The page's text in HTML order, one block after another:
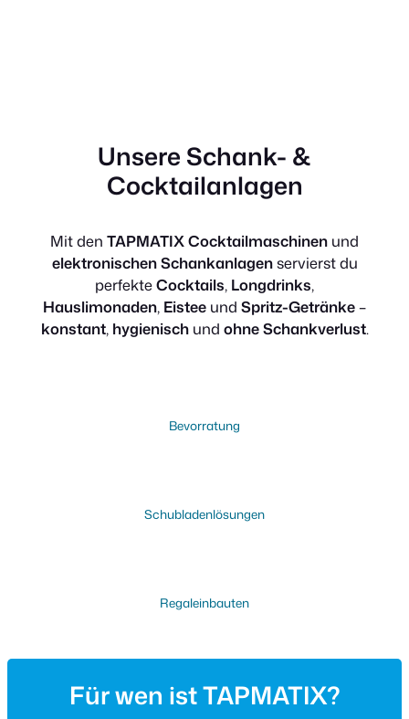
Unsere Schank- &
Cocktailanlagen
Mit den TAPMATIX Cocktailmaschinen und
elektronischen Schankanlagenservierst du
perfekteCocktails, Longdrinks,
Hauslimonaden, Eistee und Spritz-Getränke–
konstant, hygienischund ohne Schankverlust.
Bevorratung
Schubladenlösungen
Regaleinbauten
Für wen ist TAPMATIX?